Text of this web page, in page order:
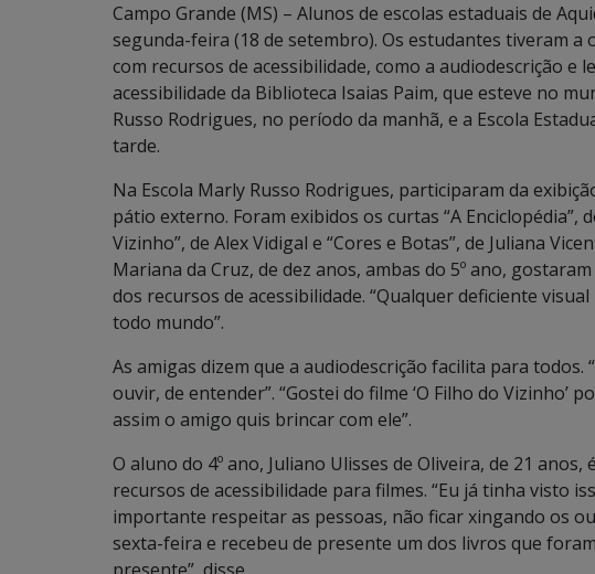
Campo Grande (MS) – Alunos de escolas estaduais de
segunda-feira (18 de setembro). Os estudantes tiveram
com recursos de acessibilidade, como a audiodescrição e
acessibilidade da Biblioteca Isaias Paim, que esteve no
Russo Rodrigues, no período da manhã, e a Escola
tarde.
Na Escola Marly Russo Rodrigues, participaram da
pátio externo. Foram exibidos os curtas “A Enciclopédia”,
Vizinho”, de Alex Vidigal e “Cores e Botas”, de Juliana
Mariana da Cruz, de dez anos, ambas do 5º ano,
dos recursos de acessibilidade. “Qualquer deficiente
todo mundo”.
As amigas dizem que a audiodescrição facilita para todos.
ouvir, de entender”. “Gostei do filme ‘O Filho do Vizinho’
assim o amigo quis brincar com ele”.
O aluno do 4º ano, Juliano Ulisses de Oliveira, de 21
recursos de acessibilidade para filmes. “Eu já tinha visto
importante respeitar as pessoas, não ficar xingando os
sexta-feira e recebeu de presente um dos livros que